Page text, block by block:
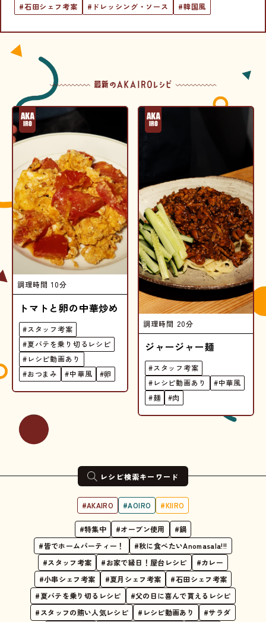
#石田シェフ考案 #ドレッシング・ソース #韓国風
調理時間 10分
トマトと卵の中華炒め
#スタッフ考案
#夏バテを乗り切るレシピ
#レシピ動画あり
#おつまみ
#中華風 #卵
調理時間 20分
ジャージャー麺
#スタッフ考案
#レシピ動画あり
#中華風
#麺
#肉
レシピ検索キーワード
#AKAIRO #AOIRO #KIIRO
#特集中 #オーブン使用
#鍋
#皆でホームパーティー！
#秋に食べたいAnomasala!!!
#スタッフ考案
#お家で縁日！屋台レシピ
#カレー
#小串シェフ考案
#夏月シェフ考案
#石田シェフ考案
#夏バテを乗り切るレシピ
#父の日に喜んで貰えるレシピ
#スタッフの賄い人気レシピ
#レシピ動画あり
#サラダ